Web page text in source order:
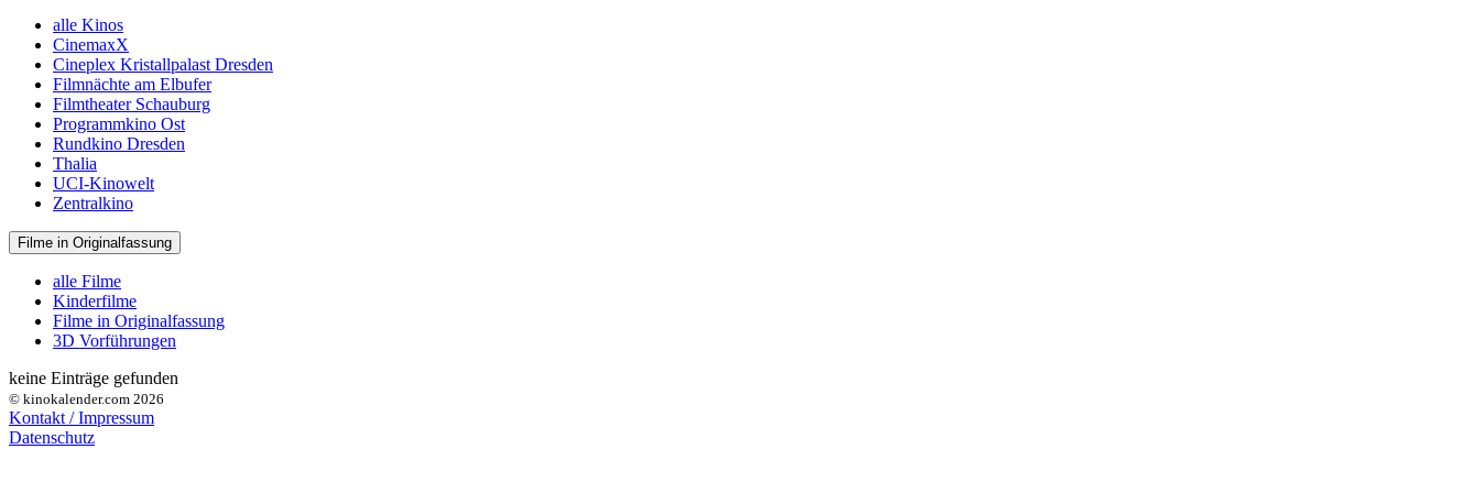
alle Kinos
CinemaxX
Cineplex Kristallpalast Dresden
Filmnächte am Elbufer
Filmtheater Schauburg
Programmkino Ost
Rundkino Dresden
Thalia
UCI-Kinowelt
Zentralkino
Filme in Originalfassung
alle Filme
Kinderfilme
Filme in Originalfassung
3D Vorführungen
keine Einträge gefunden
© kinokalender.com 2026
Kontakt / Impressum
Datenschutz